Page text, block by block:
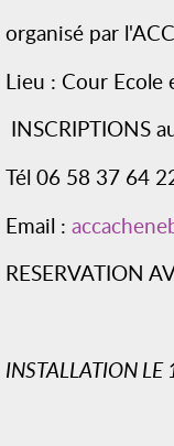
organisé par
Lieu : Cour Ecole
INSCRIPTIONS
Tél 06 58 37 64
Email :
RESERVATION
INSTALLATION LE